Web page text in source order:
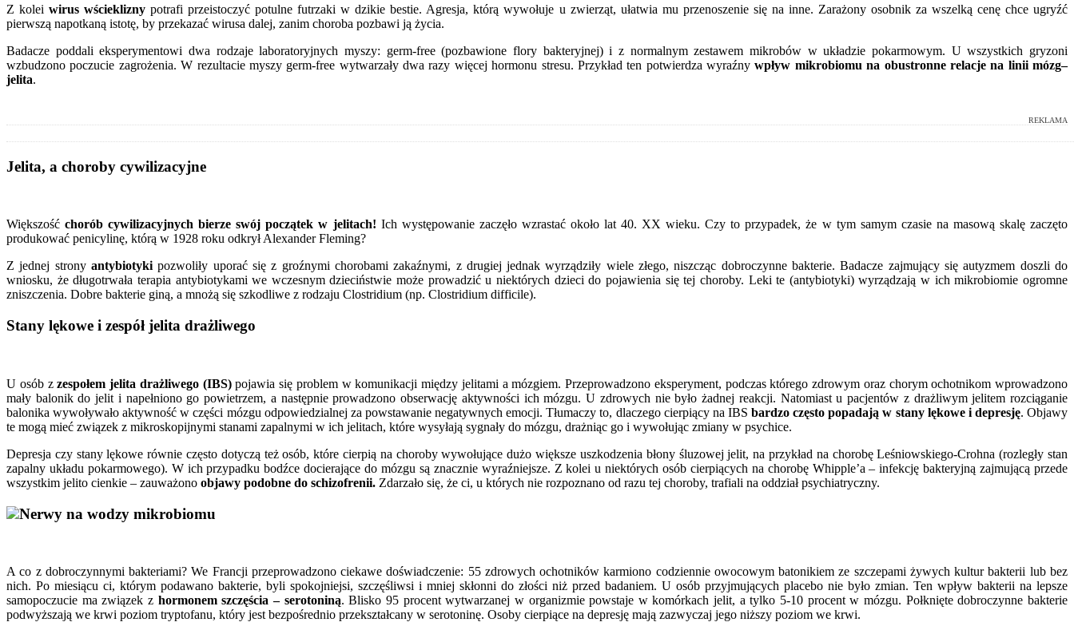
Z koleiwirus wścieklizny potrafi przeistoczyć potulne futrzaki w dzikie bestie. Agresja, którą wywołuje u zwierząt, ułatwia mu przenoszenie się na inne. Zarażony osobnik za wszelką cenę chce ugryźć
pierwszą napotkaną istotę, by przekazać wirusa dalej, zanim choroba pozbawi ją życia.
Badacze poddali eksperymentowi dwa rodzaje laboratoryjnych myszy: germ-free (pozbawione flory bakteryjnej) i z normalnym zestawem mikrobów w układzie pokarmowym. U wszystkich gryzoni
wzbudzono poczucie zagrożenia. W rezultacie myszy germ-free wytwarzały dwa razy więcej hormonu stresu. Przykład ten potwierdza wyraźnywpływ mikrobiomu na obustronne relacje na linii mózg–
jelita.
REKLAMA
Jelita, a choroby cywilizacyjne
Większość chorób cywilizacyjnych bierze swój początek w jelitach! Ich występowanie zaczęło wzrastać około lat 40. XX wieku. Czy to przypadek, że w tym samym czasie na masową skalę zaczęto
produkować penicylinę, którą w 1928 roku odkrył Alexander Fleming?
Z jednej strony antybiotykipozwoliły uporać się z groźnymi chorobami zakaźnymi, z drugiej jednak wyrządziły wiele złego, niszcząc dobroczynne bakterie. Badacze zajmujący się autyzmem doszli do
wniosku, że długotrwała terapia antybiotykami we wczesnym dzieciństwie może prowadzić u niektórych dzieci do pojawienia się tej choroby. Leki te (antybiotyki) wyrządzają w ich mikrobiomie ogromne
zniszczenia. Dobre bakterie giną, a mnożą się szkodliwe z rodzaju Clostridium (np. Clostridium difficile).
Stany lękowe i zespół jelita drażliwego
U osób zzespołem jelita drażliwego (IBS)pojawia się problem w komunikacji między jelitami a mózgiem. Przeprowadzono eksperyment, podczas którego zdrowym oraz chorym ochotnikom wprowadzono
mały balonik do jelit i napełniono go powietrzem, a następnie prowadzono obserwację aktywności ich mózgu. U zdrowych nie było żadnej reakcji. Natomiast u pacjentów z drażliwym jelitem rozciąganie
balonika wywoływało aktywność w części mózgu odpowiedzialnej za powstawanie negatywnych emocji. Tłumaczy to, dlaczego cierpiący na IBSbardzo często popadają w stany lękowe i depresję. Objawy
te mogą mieć związek z mikroskopijnymi stanami zapalnymi w ich jelitach, które wysyłają sygnały do mózgu, drażniąc go i wywołując zmiany w psychice.
Depresja czy stany lękowe równie często dotyczą też osób, które cierpią na choroby wywołujące dużo większe uszkodzenia błony śluzowej jelit, na przykład na chorobę Leśniowskiego-Crohna (rozległy stan
zapalny układu pokarmowego). W ich przypadku bodźce docierające do mózgu są znacznie wyraźniejsze. Z kolei u niektórych osób cierpiących na chorobę Whipple’a – infekcję bakteryjną zajmującą przede
wszystkim jelito cienkie – zauważono objawy podobne do schizofrenii. Zdarzało się, że ci, u których nie rozpoznano od razu tej choroby, trafiali na oddział psychiatryczny.
Nerwy na wodzy mikrobiomu
A co z dobroczynnymi bakteriami? We Francji przeprowadzono ciekawe doświadczenie: 55 zdrowych ochotników karmiono codziennie owocowym batonikiem ze szczepami żywych kultur bakterii lub bez
nich. Po miesiącu ci, którym podawano bakterie, byli spokojniejsi, szczęśliwsi i mniej skłonni do złości niż przed badaniem. U osób przyjmujących placebo nie było zmian. Ten wpływ bakterii na lepsze
samopoczucie ma związek zhormonem szczęścia – serotoniną. Blisko 95 procent wytwarzanej w organizmie powstaje w komórkach jelit, a tylko 5-10 procent w mózgu. Połknięte dobroczynne bakterie
podwyższają we krwi poziom tryptofanu, który jest bezpośrednio przekształcany w serotoninę. Osoby cierpiące na depresję mają zazwyczaj jego niższy poziom we krwi.